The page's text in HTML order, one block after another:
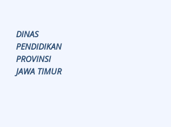
DINAS
PENDIDIKAN
PROVINSI
JAWA TIMUR